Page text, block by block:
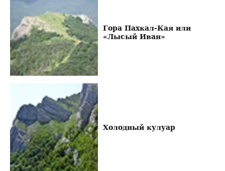
Гора Пахкал-Кая или
«Лысый Иван»
Холодный кулуар